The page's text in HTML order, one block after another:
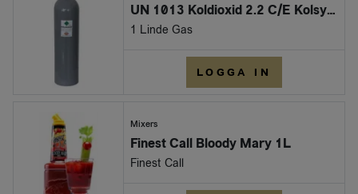
UN 1013 Koldioxid 2.2 C/E Kolsyra
1 Linde Gas
LOGGA IN
Mixers
Finest Call Bloody Mary 1L
Finest Call